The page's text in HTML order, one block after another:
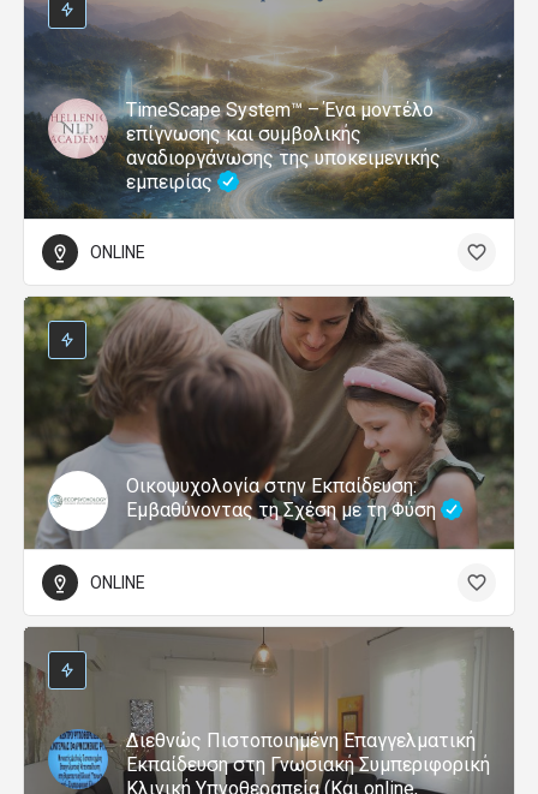
TimeScape System™ – Ένα μοντέλο
επίγνωσης και συμβολικής
αναδιοργάνωσης της υποκειμενικής
εμπειρίας
ONLINE
Οικοψυχολογία στην Εκπαίδευση:
Εμβαθύνοντας τη Σχέση με τη Φύση
ONLINE
Διεθνώς Πιστοποιημένη Επαγγελματική
Εκπαίδευση στη Γνωσιακή Συμπεριφορική
Κλινική Υπνοθεραπεία (Και online,